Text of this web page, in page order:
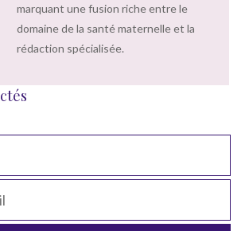
marquant une fusion riche entre le
domaine de la santé maternelle et la
rédaction spécialisée.